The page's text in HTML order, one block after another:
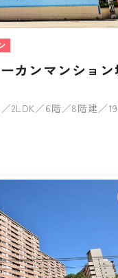
カンマンション
2LDK／6階／8階建／